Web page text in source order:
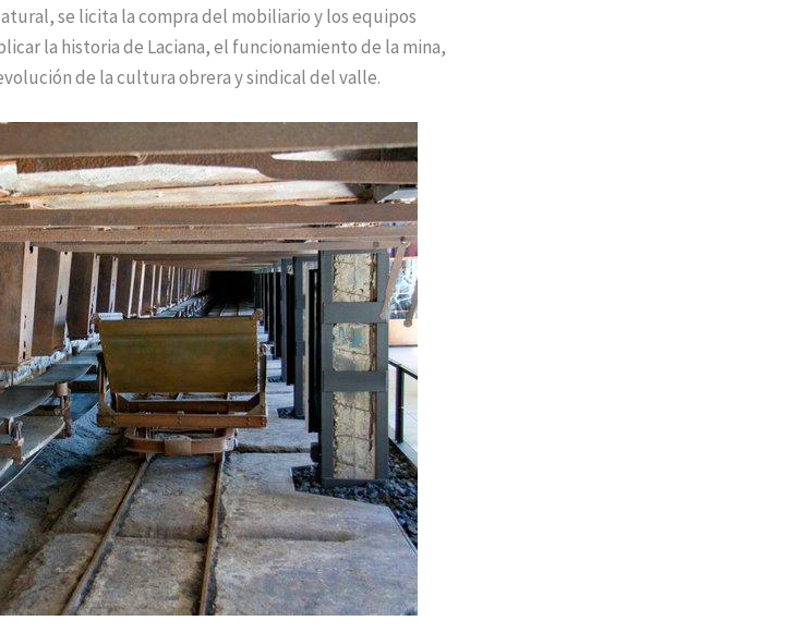
se licita la compra del mobiliario y los equipos
la historia de Laciana, el funcionamiento de la mina,
de la cultura obrera y sindical del valle.